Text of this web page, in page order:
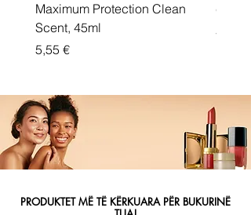
Maximum Protection Clean
Scent, 45ml
Price
5,55 €
Price
5,55 €
PRODUKTET MË TË KËRKUARA PËR BUKURINË